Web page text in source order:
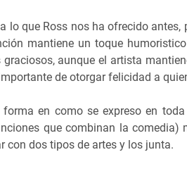
lo que Ross nos ha ofrecido
mantiene un toque
aunque el artista
de otorgar felicidad a
forma en como se expreso en
que combinan la comedia)
con dos tipos de artes y los junta.